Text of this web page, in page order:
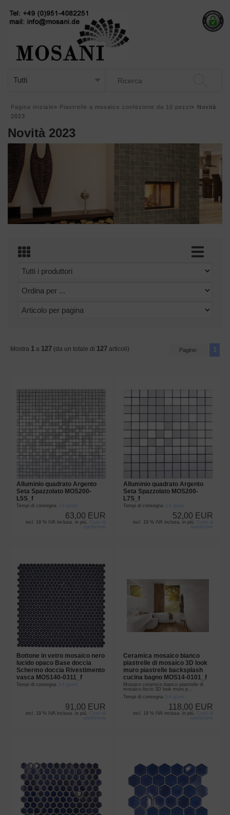
Pagina iniziale » Piastrelle a mosaico confezione da 10 pezzi» Novità
2023
Novità 2023
Mostra 1 a 127 (da un totale di 127 articoli) Pagine: 1
Alluminio quadrato Argento
Seta Spazzolato MOS200-
L5S_f
Tempi di consegna 3-4 giorni
63,00 EUR
incl. 19 % IVA inclusa. in più.
Costi di
spedizione
Alluminio quadrato Argento
Seta Spazzolato MOS200-
L7S_f
Tempi di consegna 3-4 giorni
52,00 EUR
incl. 19 % IVA inclusa. in più.
Costi di
spedizione
Bottone in vetro mosaico nero
lucido opaco Base doccia
Schermo doccia Rivestimento
vasca MOS140-0311_f
Tempi di consegna 3-4 giorni
91,00 EUR
incl. 19 % IVA inclusa. in più.
Costi di
spedizione
Ceramica mosaico bianco
piastrelle di mosaico 3D look
muro piastrelle backsplash
cucina bagno MOS14-0101_f
Mosaico ceramico bianco piastrelle di
mosaico liscio 3D look muro p...
Tempi di consegna
3-4 giorni
118,00 EUR
incl. 19 % IVA inclusa. in più.
Costi di
spedizione